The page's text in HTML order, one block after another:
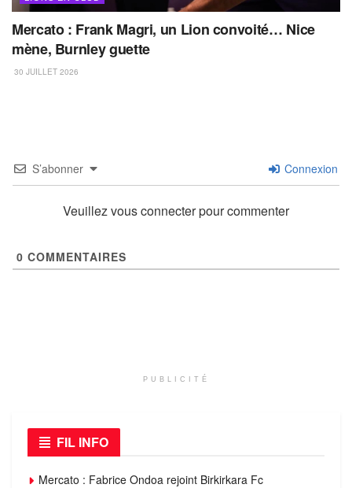
Mercato : Frank Magri, un Lion convoité… Nice
mène, Burnley guette
30 JUILLET 2026
S’abonner Connexion
Veuillez vous connecter pour commenter
0 COMMENTAIRES
PUBLICITÉ
FIL INFO
Mercato : Fabrice Ondoa rejoint Birkirkara Fc